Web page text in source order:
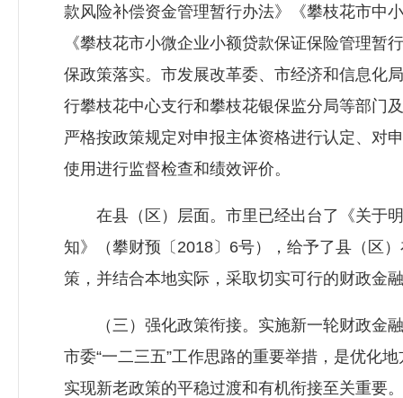
款风险补偿资金管理暂行办法》《攀枝花市中
《攀枝花市小微企业小额贷款保证保险管理
保政策落实。市发展改革委、市经济和信息化
行攀枝花中心支行和攀枝花银保监分局等部门
严格按政策规定对申报主体资格进行认定、对
使用进行监督检查和绩效评价。
在县（区）层面。市里已经出台了《关于明
知》（攀财预〔2018〕6号），给予了县（区
策，并结合本地实际，采取切实可行的财政金
（三）强化政策衔接。实施新一轮财政金融
市委“一二三五”工作思路的重要举措，是优化
实现新老政策的平稳过渡和有机衔接至关重要